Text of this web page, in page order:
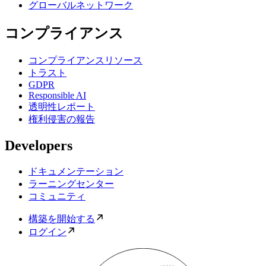
グローバルネットワーク
コンプライアンス
コンプライアンスリソース
トラスト
GDPR
Responsible AI
透明性レポート
権利侵害の報告
Developers
ドキュメンテーション
ラーニングセンター
コミュニティ
構築を開始する
ログイン